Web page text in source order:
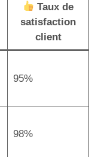
Taux de
satisfaction
client
95%
98%